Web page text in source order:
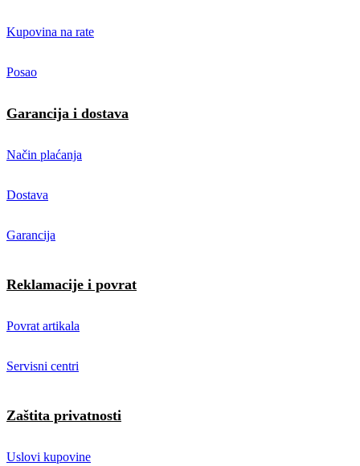
Kupovina na rate
Posao
Garancija i dostava
Način plaćanja
Dostava
Garancija
Reklamacije i povrat
Povrat artikala
Servisni centri
Zaštita privatnosti
Uslovi kupovine